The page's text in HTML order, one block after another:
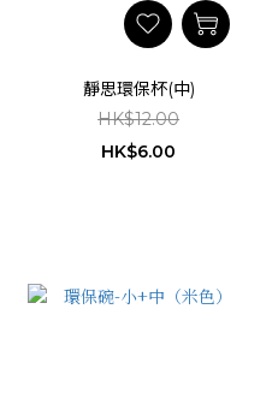
靜思環保杯(中)
HK$12.00
HK$6.00